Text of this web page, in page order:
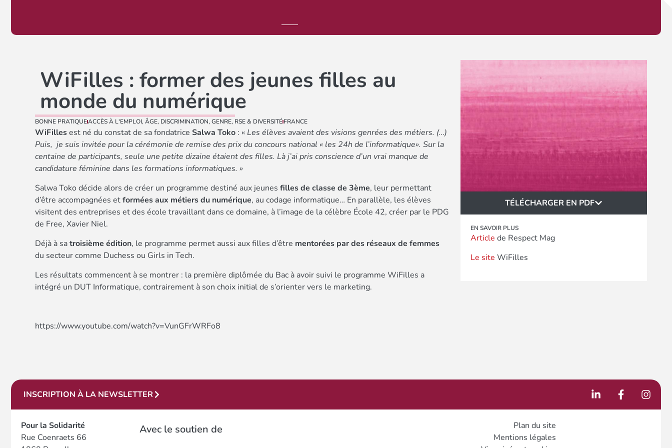
WiFilles : former des jeunes filles au
monde du numérique
BONNE PRATIQUEACCÈS À L'EMPLOI,ÂGE, DISCRIMINATION,GENRE, RSE & DIVERSITÉFRANCE
WiFillesest né du constat de sa fondatrice Salwa Toko : « Les élèves avaient des visions genrées des métiers. (…)
Puis, je suis invitée pour la cérémonie de remise des prix du concours national « les 24h de l’informatique». Sur la
centaine de participants, seule une petite dizaine étaient des filles. Là j’ai pris conscience d’un vrai manque de
candidature féminine dans les formations informatiques. »
Salwa Toko décide alors de créer un programme destiné aux jeunes filles de classe de 3ème, leur permettant
d’être accompagnées etformées aux métiers du numérique, au codage informatique… En parallèle, les élèves
visitent des entreprises et des école travaillant dans ce domaine, à l’image de la célèbre École 42, créer par le PDG
de Free, Xavier Niel.
Déjà à satroisième édition, le programme permet aussi aux filles d’être mentorées par des réseaux de femmes
du secteur comme Duchess ou Girls in Tech.
Les résultats commencent à se montrer : la première diplômée du Bac à avoir suivi le programme WiFilles a
intégré un DUT Informatique, contrairement à son choix initial de s’orienter vers le marketing.
https://www.youtube.com/watch?v=VunGFrWRFo8
TÉLÉCHARGER EN PDF
EN SAVOIR PLUS
Article de Respect Mag
Le site WiFilles
INSCRIPTION À LA NEWSLETTER
Pour la Solidarité
Rue Coenraets 66
Avec le soutien de
Plan du site
Mentions légales